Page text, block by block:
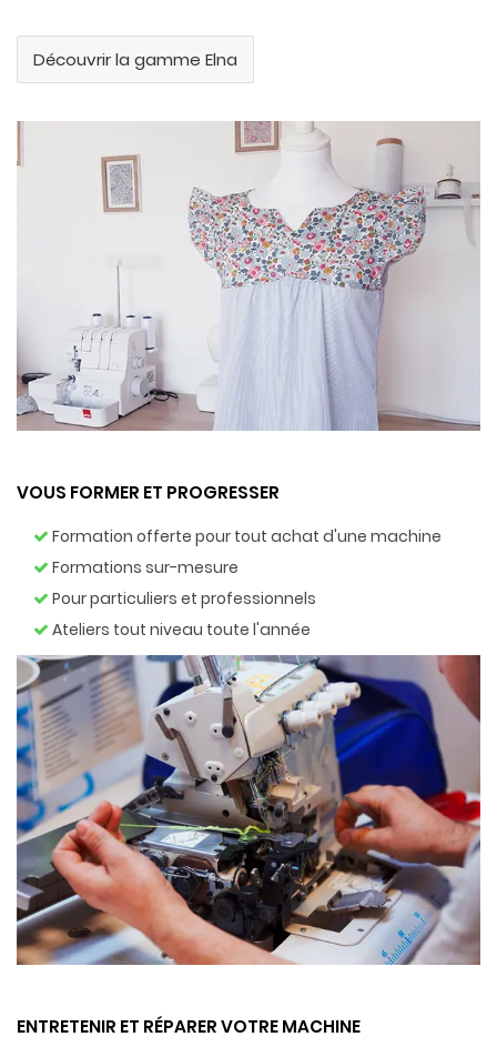
Découvrir la gamme Elna
VOUS FORMER ET PROGRESSER
Formation offerte pour tout achat d'une machine
Formations sur-mesure
Pour particuliers et professionnels
Ateliers tout niveau toute l'année
ENTRETENIR ET RÉPARER VOTRE MACHINE